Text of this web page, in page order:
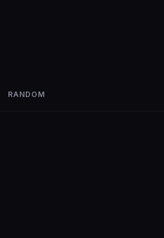
RANDOM